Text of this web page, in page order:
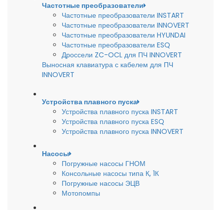
Частотные преобразователи
Частотные преобразователи INSTART
Частотные преобразователи INNOVERT
Частотные преобразователи HYUNDAI
Частотные преобразователи ESQ
Дроссели ZC-OCL для ПЧ INNOVERT
Выносная клавиатура с кабелем для ПЧ
INNOVERT
Устройства плавного пуска
Устройства плавного пуска INSTART
Устройства плавного пуска ESQ
Устройства плавного пуска INNOVERT
Насосы
Погружные насосы ГНОМ
Консольные насосы типа К, 1К
Погружные насосы ЭЦВ
Мотопомпы